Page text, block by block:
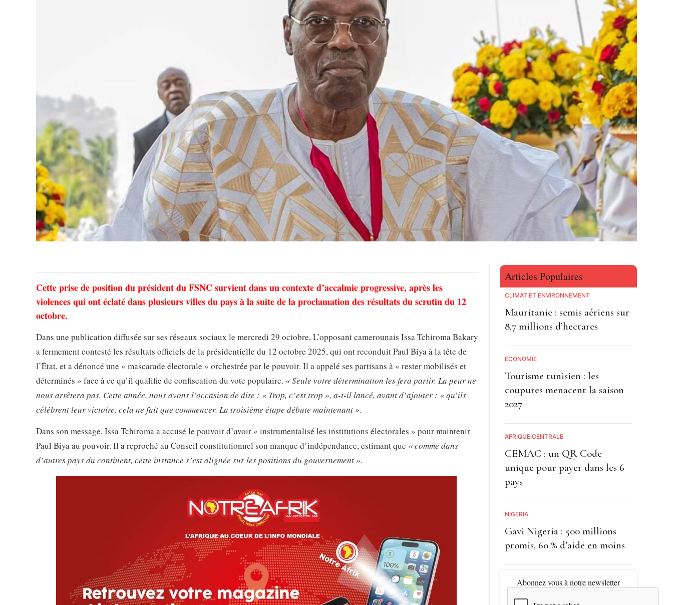
Cette prise de position du président du FSNC survient dans un contexte d’accalmie progressive, après les
violences qui ont éclaté dans plusieurs villes du pays à la suite de la proclamation des résultats du scrutin du 12
octobre.
Dans une publication diffusée sur ses réseaux sociaux le mercredi 29 octobre, L’opposant camerounais Issa Tchiroma Bakary
a fermement contesté les résultats officiels de la présidentielle du 12 octobre 2025, qui ont reconduit Paul Biya à la tête de
l’État, et a dénoncé une « mascarade électorale » orchestrée par le pouvoir. Il a appelé ses partisans à « rester mobilisés et
déterminés » face à ce qu’il qualifie de confiscation du vote populaire. « Seule votre détermination les fera partir. La peur ne
nous arrêtera pas. Cette année, nous avons l’occasion de dire : « Trop, c’est trop », a-t-il lancé, avant d’ajouter : « qu’ils
célèbrent leur victoire, cela ne fait que commencer. La troisième étape débute maintenant ».
Dans son message, Issa Tchiroma a accusé le pouvoir d’avoir « instrumentalisé les institutions électorales » pour maintenir
Paul Biya au pouvoir. Il a reproché au Conseil constitutionnel son manque d’indépendance, estimant que « comme dans
d’autres pays du continent, cette instance s’est alignée sur les positions du gouvernement ».
Articles Populaires
CLIMAT ET ENVIRONNEMENT
Mauritanie : semis aériens sur
8,7 millions d’hectares
ECONOMIE
Tourisme tunisien : les
coupures menacent la saison
2027
AFRIQUE CENTRALE
CEMAC : un QR Code
unique pour payer dans les 6
pays
NIGÉRIA
Gavi Nigeria : 500 millions
promis, 60 % d’aide en moins
Abonnez vous à notre newsletter